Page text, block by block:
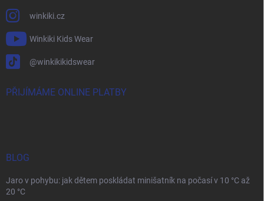
winkiki.cz
Winkiki Kids Wear
@winkikikidswear
PŘIJÍMÁME ONLINE PLATBY
BLOG
Jaro v pohybu: jak dětem poskládat minišatník na počasí v 10 °C až
20 °C